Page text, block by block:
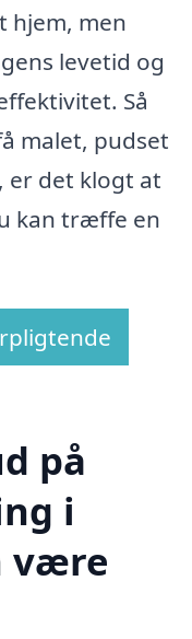
hjem, men
levetid og
Så
malet, pudset
er det klogt at
kan træffe en
på
i
være